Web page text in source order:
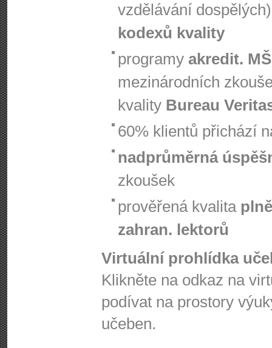
vzdělávání
kodexů kvality
programy akredit.
mezinárodních
kvality Bureau
60% klientů přichází
nadprůměrná
zkoušek
prověřená kvalita
zahran. lektorů
Virtuální prohlídka
Klikněte na odkaz na
podívat na prostory
učeben.